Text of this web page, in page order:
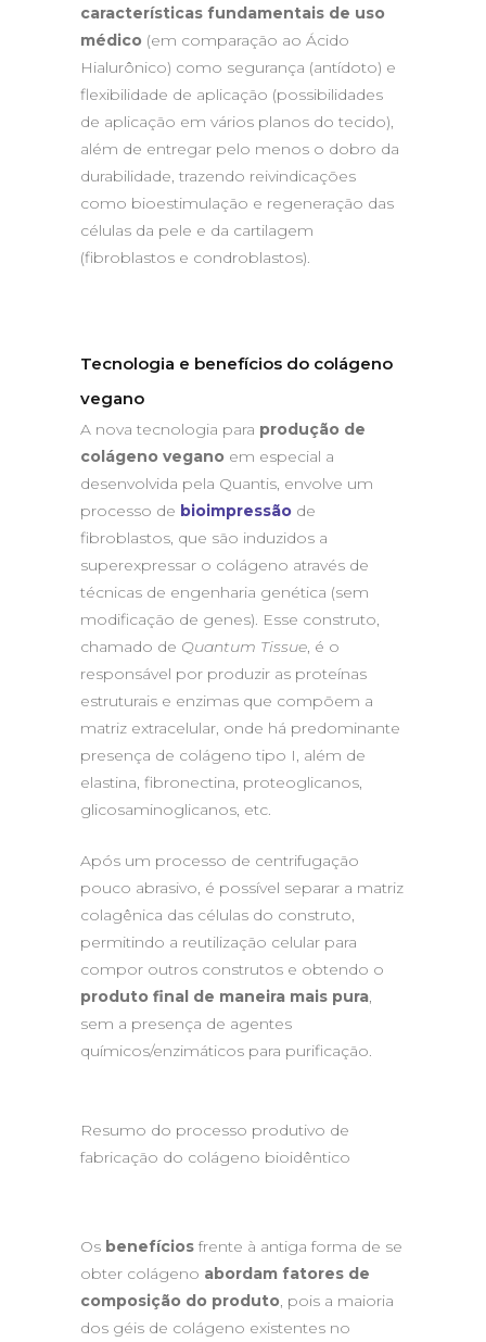
características fundamentais de uso
médico (em comparação ao Ácido
Hialurônico) como segurança (antídoto) e
flexibilidade de aplicação (possibilidades
de aplicação em vários planos do tecido),
além de entregar pelo menos o dobro da
durabilidade, trazendo reivindicações
como bioestimulação e regeneração das
células da pele e da cartilagem
(fibroblastos e condroblastos).
Tecnologia e benefícios do colágeno
vegano
A nova tecnologia para produção de
colágeno vegano em especial a
desenvolvida pela Quantis, envolve um
processo de bioimpressão de
fibroblastos, que são induzidos a
superexpressar o colágeno através de
técnicas de engenharia genética (sem
modificação de genes). Esse construto,
chamado de Quantum Tissue, é o
responsável por produzir as proteínas
estruturais e enzimas que compõem a
matriz extracelular, onde há predominante
presença de colágeno tipo I, além de
elastina, fibronectina, proteoglicanos,
glicosaminoglicanos, etc.
Após um processo de centrifugação
pouco abrasivo, é possível separar a matriz
colagênica das células do construto,
permitindo a reutilização celular para
compor outros construtos e obtendo o
produto final de maneira mais pura,
sem a presença de agentes
químicos/enzimáticos para purificação.
Resumo do processo produtivo de
fabricação do colágeno bioidêntico
Os benefícios frente à antiga forma de se
obter colágeno abordam fatores de
composição do produto, pois a maioria
dos géis de colágeno existentes no